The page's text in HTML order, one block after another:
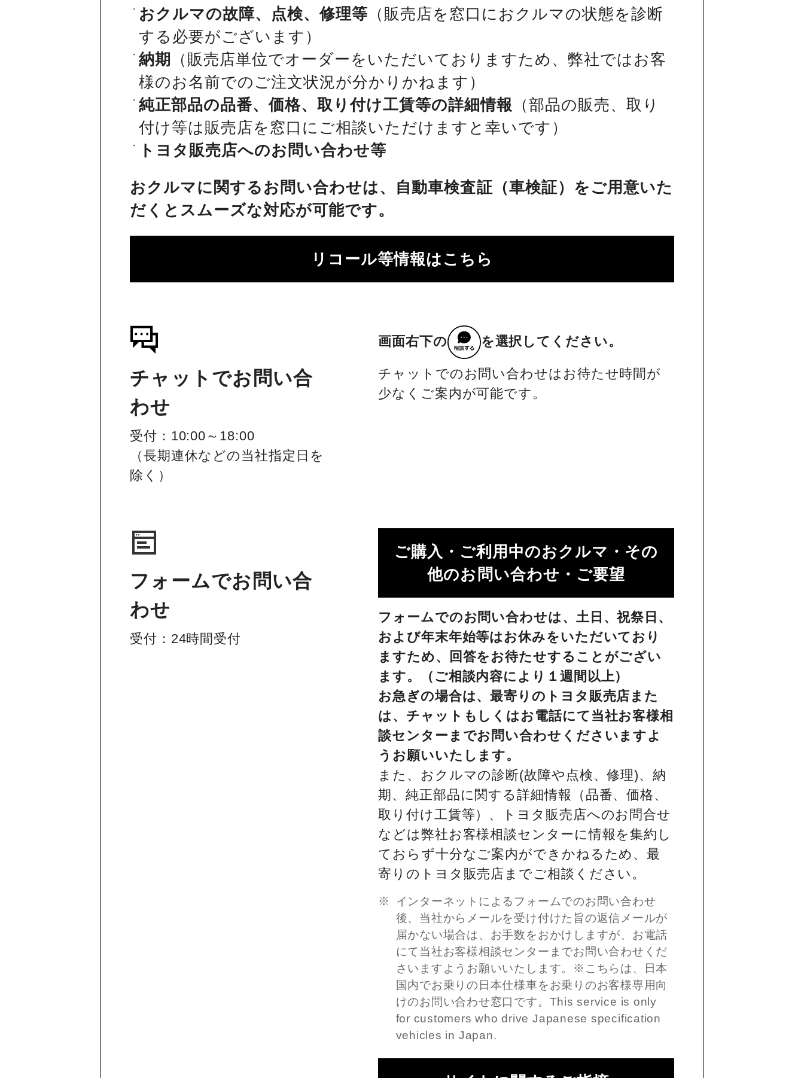
おクルマの故障、点検、修理等 （販売店を窓口におクルマの状態を診断
する必要がございます）
納期
（販売店単位でオーダーをいただいておりますため、弊社ではお客
様のお名前でのご注文状況が分かりかねます）
純正部品の品番、価格、取り付け工賃等の詳細情報
（部品の販売、取り
付け等は販売店を窓口にご相談いただけますと幸いです）
トヨタ販売店へのお問い合わせ等
おクルマに関するお問い合わせは、自動車検査証（車検証）をご用意いた
だくとスムーズな対応が可能です。
リコール等情報はこちら
チャットでお問い合
わせ
受付：10:00～18:00
（長期連休などの当社指定日を
除く）
画面右下の を選択してください。
チャットでのお問い合わせはお待たせ時間が
少なくご案内が可能です。
フォームでお問い合
わせ
受付：24時間受付
ご購入・ご利用中のおクルマ・その
他のお問い合わせ・ご要望​
フォームでのお問い合わせは、土日、祝祭日、
および年末年始等はお休みをいただいており
ますため、回答をお待たせすることがござい
ます。（ご相談内容により１週間以上）
お急ぎの場合は、最寄りのトヨタ販売店また
は、チャットもしくはお電話にて当社お客様相
談センターまでお問い合わせくださいますよ
うお願いいたします。
また、おクルマの診断(故障や点検、修理)、納
期、純正部品に関する詳細情報（品番、価格、
取り付け工賃等）、トヨタ販売店へのお問合せ
などは弊社お客様相談センターに情報を集約し
ておらず十分なご案内ができかねるため、最
寄りのトヨタ販売店までご相談ください。
インターネットによるフォームでのお問い合わせ
後、当社からメールを受け付けた旨の返信メールが
届かない場合は、お手数をおかけしますが、お電話
にて当社お客様相談センターまでお問い合わせくだ
さいますようお願いいたします。※こちらは、日本
国内でお乗りの日本仕様車をお乗りのお客様専用向
けのお問い合わせ窓口です。This service is only
for customers who drive Japanese specification
vehicles in Japan.